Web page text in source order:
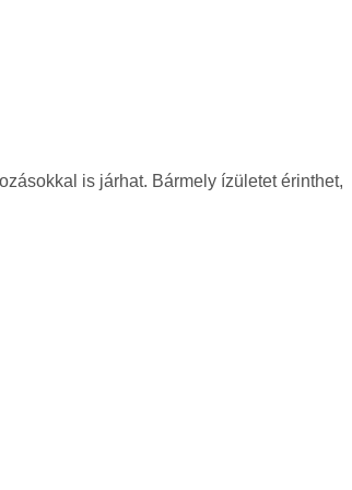
is járhat. Bármely ízületet érinthet,